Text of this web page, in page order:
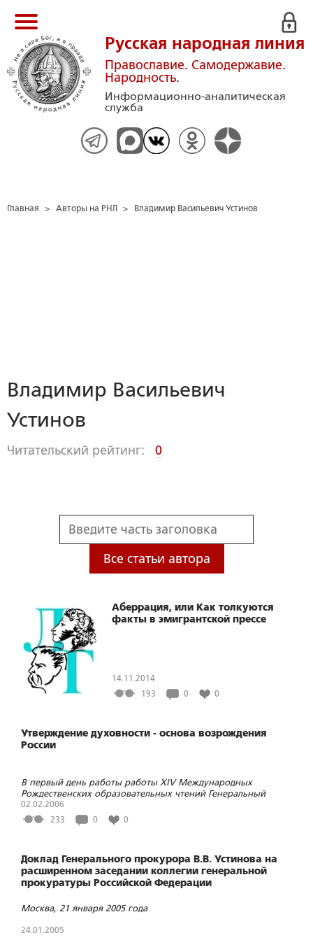
Русская народная линия
Православие. Самодержавие.
Народность.
Информационно-аналитическая
служба
Главная > Авторы на РНЛ > Владимир Васильевич Устинов
Владимир Васильевич
Устинов
Читательский рейтинг: 0
Все статьи автора
Аберрация, или Как толкуются
факты в эмигрантской прессе
14.11.2014
193
0 0
Утверждение духовности - основа возрождения
России
В первый день работы работы XIV Международных
Рождественских образовательных чтений Генеральный
прокурор РФ В.В. Устинов выступил с докладом в
Государственном Кремлёвском дворце
02.02.2006
233
0 0
Доклад Генерального прокурора В.В. Устинова на
расширенном заседании коллегии генеральной
прокуратуры Российской Федерации
Москва, 21 января 2005 года
24.01.2005